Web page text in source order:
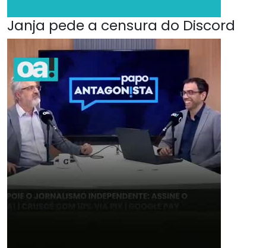
Janja pede a censura do Discord